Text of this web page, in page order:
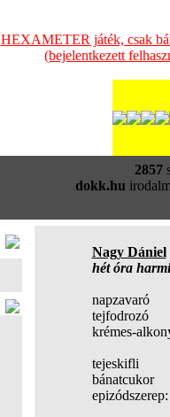
HEXAMETER játék, csak
(bejelentkezett
2857
dokk.hu
Nagy Dániel
hét óra
napzavaró
tejfodrozó
krémes-
tejeskifli
bánatcukor
epizódszerep: